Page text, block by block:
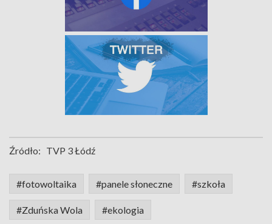
Źródło: TVP 3 Łódź
#fotowoltaika #panele słoneczne #szkoła
#Zduńska Wola #ekologia